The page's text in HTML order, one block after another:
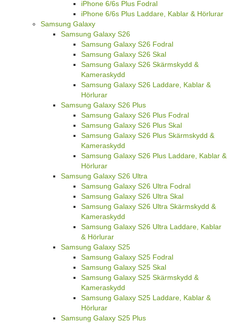
iPhone 6/6s Plus Fodral
iPhone 6/6s Plus Laddare, Kablar & Hörlurar
Samsung Galaxy
Samsung Galaxy S26
Samsung Galaxy S26 Fodral
Samsung Galaxy S26 Skal
Samsung Galaxy S26 Skärmskydd &
Kameraskydd
Samsung Galaxy S26 Laddare, Kablar &
Hörlurar
Samsung Galaxy S26 Plus
Samsung Galaxy S26 Plus Fodral
Samsung Galaxy S26 Plus Skal
Samsung Galaxy S26 Plus Skärmskydd &
Kameraskydd
Samsung Galaxy S26 Plus Laddare, Kablar &
Hörlurar
Samsung Galaxy S26 Ultra
Samsung Galaxy S26 Ultra Fodral
Samsung Galaxy S26 Ultra Skal
Samsung Galaxy S26 Ultra Skärmskydd &
Kameraskydd
Samsung Galaxy S26 Ultra Laddare, Kablar
& Hörlurar
Samsung Galaxy S25
Samsung Galaxy S25 Fodral
Samsung Galaxy S25 Skal
Samsung Galaxy S25 Skärmskydd &
Kameraskydd
Samsung Galaxy S25 Laddare, Kablar &
Hörlurar
Samsung Galaxy S25 Plus